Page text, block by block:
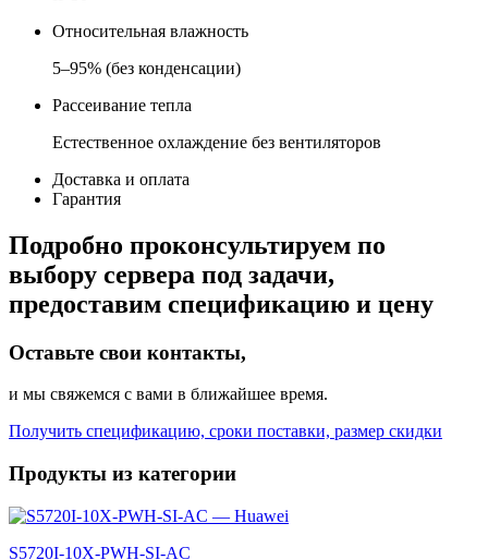
Относительная влажность
5–95% (без конденсации)
Рассеивание тепла
Естественное охлаждение без вентиляторов
Доставка и оплата
Гарантия
Подробно проконсультируем по
выбору сервера под задачи,
предоставим спецификацию и цену
Оставьте свои контакты,
и мы свяжемся с вами в ближайшее время.
Получить спецификацию, сроки поставки, размер скидки
Продукты из категории
S5720I-10X-PWH-SI-AC